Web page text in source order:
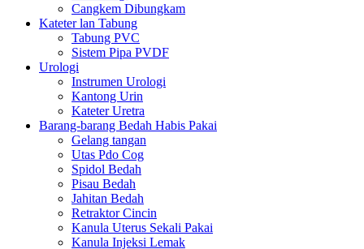
Cangkem Dibungkam
Kateter lan Tabung
Tabung PVC
Sistem Pipa PVDF
Urologi
Instrumen Urologi
Kantong Urin
Kateter Uretra
Barang-barang Bedah Habis Pakai
Gelang tangan
Utas Pdo Cog
Spidol Bedah
Pisau Bedah
Jahitan Bedah
Retraktor Cincin
Kanula Uterus Sekali Pakai
Kanula Injeksi Lemak